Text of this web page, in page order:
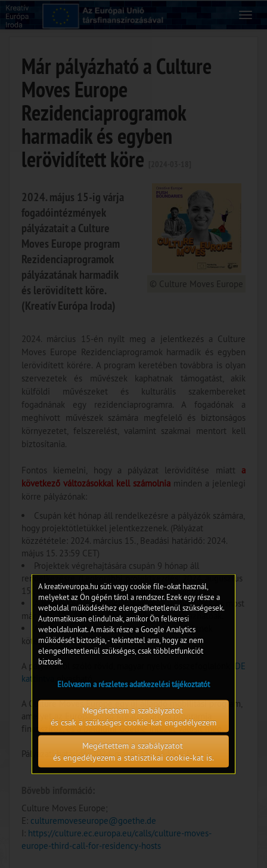
Már pályázható a Culture
Moves Europe
Rezidenciaprogramok
harmadik és egyben
lerövidített köre
© Culture Moves Europe
2024. május 15-ig várja
fogadóintézmények
pályázatait a Culture
Moves Europe program
Rezidenciaprogramok
pályázatának harmadik
és lerövidített köre.
(Kreatív Európa Iroda)
2024. március 15-én nyílt meg a jelentkezés a Culture
Moves Europe Rezidenciaprogramok harmadik és egyben
lerövidített körére. A program keretében továbbra is olyan
szervezetek és művészek kaphatnak támogatást, akik
külföldi művészeket és kulturális szakembereket
fogadnának egy rezidenciaprogramra. A fogadónak a
meghívott művészek számára megfelelő és biztonságos
környezetet, felszerelést, valamint szakmai mentort kell
biztosítania.
Fontos kiemelni, hogy a pályázat lerövidítése miatt a
következő változásokkal kell számolnia minden a jelenlegi
körre pályázónak:
Csupán két hónap áll rendelkezésre a pályázók számára,
hogy projektötletükkel jelentkezzenek. (Pályázat
közzététele: 2024. március 15., Beadási határidő: 2024.
május 15. 23:59 CET)
Projektek végrehajtására csupán 9 hónap áll
rendelkezésre. (Legkorábbi projektkezdés: 2024. augusztus
15., Projektek lezárása legkésőbb: 2025. május 15.)
A hosszútávú rezidenciaprogramok lerövidültek és most
már csak 121-180 nap közötti időszakra pályázhatóak.
Az előző körhöz képest már minden projektnek
kötelezően 2 célt kell választania.
A pályázatról szóló rövid, magyar nyelvű összefoglalónk
IDE
kattintva
olvasható.
A Culture Moves Europe egy új állandó mobilitási program,
amelyet az Európai Unió Kreatív Európa programja
finanszíroz, és a belgiumi Goethe Intézet valósít meg.
Pályázati határidő: 2024. május. 15., 23:59 (CET)
Culture Moves Europe;
E: culturemoveseurope@goethe.de
I: https://culture.ec.europa.eu/calls/culture-moves-
europe-third-call-for-residency-hosts
A kreativeuropa.hu süti vagy cookie file-okat használ,
melyeket az Ön gépén tárol a rendszer. Ezek egy része a
weboldal működéséhez elengedhetetlenül szükségesek.
Automatikusan elindulnak, amikor Ön felkeresi
weboldalunkat. A másik része a Google Analytics
működését biztosítja, - tekintettel arra, hogy az nem
elengedhetetlenül szükséges, csak többletfunkciót
biztosít.
Elolvasom a részletes adatkezelési tájékoztatót
Megértettem a szabályzatot
és csak a szükséges cookie-kat engedélyezem
Megértettem a szabályzatot
és engedélyezem a statisztikai cookie-kat is.